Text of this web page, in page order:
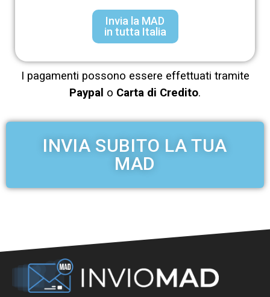
Invia la MAD
in tutta Italia
I pagamenti possono essere effettuati tramite
Paypal o Carta di Credito.
INVIA SUBITO LA TUA
MAD